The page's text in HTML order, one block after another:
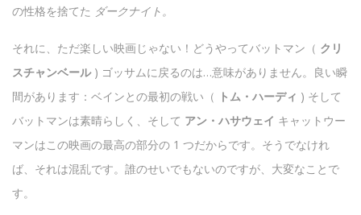
の性格を捨てた ダークナイト。
それに、ただ楽しい映画じゃない！どうやってバットマン（ クリ
スチャンベール) ゴッサムに戻るのは…意味がありません。良い瞬
間があります：ベインとの最初の戦い（ トム・ハーディ ) そして
バットマンは素晴らしく、そして アン・ハサウェイ キャットウー
マンはこの映画の最高の部分の 1 つだからです。そうでなけれ
ば、それは混乱です。誰のせいでもないのですが、大変なことで
す。